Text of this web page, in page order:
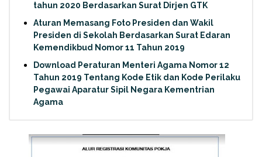
tahun 2020 Berdasarkan Surat Dirjen GTK
Aturan Memasang Foto Presiden dan Wakil
Presiden di Sekolah Berdasarkan Surat Edaran
Kemendikbud Nomor 11 Tahun 2019
Download Peraturan Menteri Agama Nomor 12
Tahun 2019 Tentang Kode Etik dan Kode Perilaku
Pegawai Aparatur Sipil Negara Kementrian
Agama